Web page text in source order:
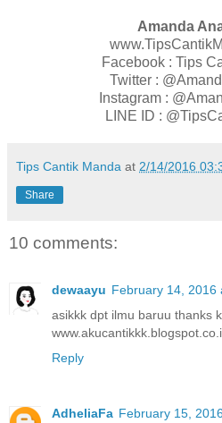
Amanda
Facebook : Tips
Twitter :
Instagram :
LINE ID :
Tips Cantik Manda at 2/14/2016
Share
10 comments:
dewaayu February 14, 2016
asikkk dpt ilmu baruu thanks
Reply
AdheliaFa February 15,